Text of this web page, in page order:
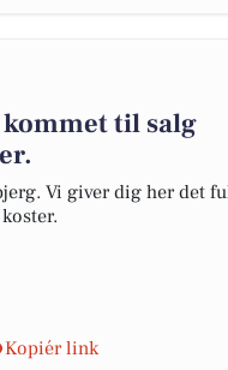
kommet til salg
Vi giver dig her det
Kopiér link